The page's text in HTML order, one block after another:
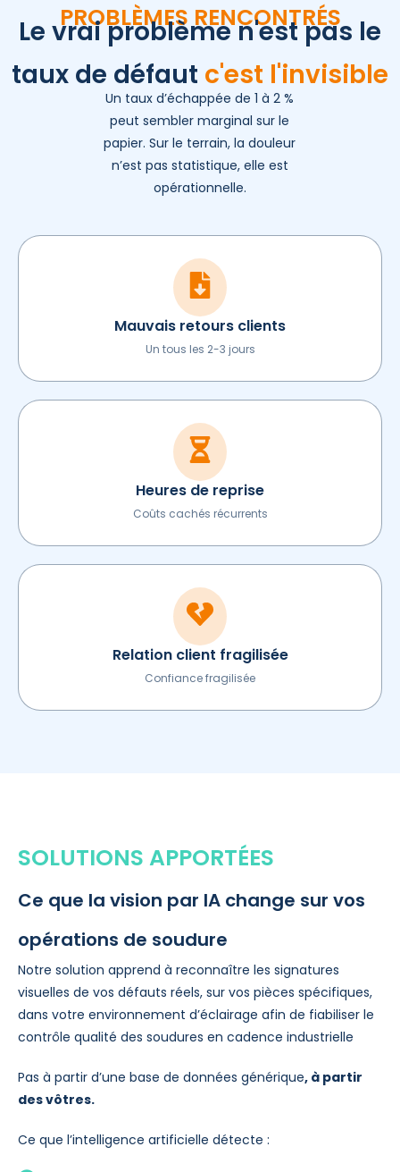
PROBLÈMES RENCONTRÉS
Le vrai problème n'est pas le
taux de défaut c'est l'invisible
Un taux d’échappée de 1 à 2 %
peut sembler marginal sur le
papier. Sur le terrain, la douleur
n’est pas statistique, elle est
opérationnelle.
Mauvais retours clients
Un tous les 2-3 jours
Heures de reprise
Coûts cachés récurrents
Relation client fragilisée
Confiance fragilisée
SOLUTIONS APPORTÉES
Ce que la vision par IA change sur vos
opérations de soudure
Notre solution apprend à reconnaître les signatures
visuelles de vos défauts réels, sur vos pièces spécifiques,
dans votre environnement d’éclairage afin de fiabiliser le
contrôle qualité des soudures en cadence industrielle
Pas à partir d’une base de données générique, à partir
des vôtres.
Ce que l’intelligence artificielle détecte :